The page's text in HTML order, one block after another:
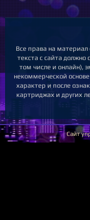
Все права на
текста с сайта
том числе и онлайн),
некоммерческой
характер и после
картриджах и других
Сайт